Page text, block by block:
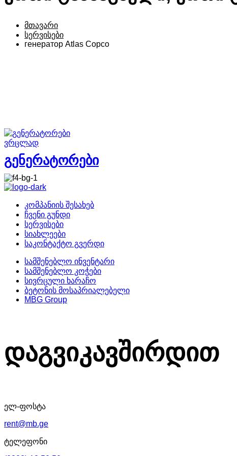
მთავარი
სერვისები
генератор Atlas Copco
ვრცლად
გენერატორები
კომპანიის შესახებ
ჩვენი გუნდი
სერვისები
სიახლეები
საკონტაქტო გვერდი
სამშენებლო ინვენტარი
სამშენებლო კოჭები
სივრცული ხარაჩო
ბეტონის მოსაპრიალებელი
MBG Group
დაგვიკავშირდით
ელ-ფოსტა
rent@mb.ge
ტელეფონი